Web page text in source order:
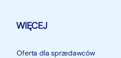
WIĘCEJ
Oferta dla sprzedawców